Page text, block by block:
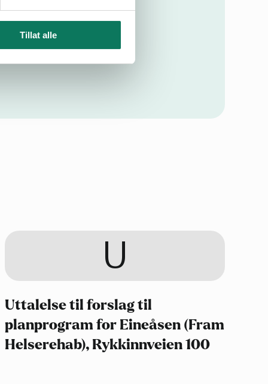
Tillat alle
U
Uttalelse til forslag til
planprogram for Eineåsen (Fram
Helserehab), Rykkinnveien 100